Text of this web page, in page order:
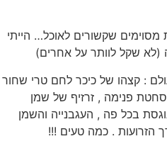
מסוימים שקשורים לאוכל… הייתי
שקל לוותר על אחרים)
: קצהו של כיכר לחם טרי שחור
פנימה , זרזיף של שמן
בכל פה , העגבנייה והשמן
הזרועות . כמה טעים !!!